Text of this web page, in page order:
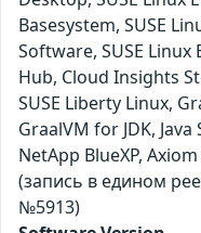
Basesystem, SUSE
Software, SUSE
Hub, Cloud Insights
SUSE Liberty Linux,
GraalVM for JDK,
NetApp BlueXP,
(запись в едином
№5913)